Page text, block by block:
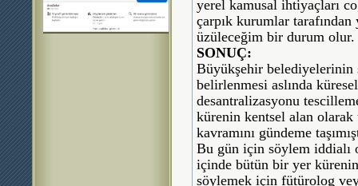
yerel kamusal ihtiyaçları
çarpık kurumlar
üzüleceğim bir durum olur.
SONUÇ:
Büyükşehir belediyelerinin
belirlenmesi aslında
desantralizasyonu
kürenin kentsel alan olarak
kavramını gündeme
Bu gün için söylem iddialı
içinde bütün bir yer
söylemek için fütürolog